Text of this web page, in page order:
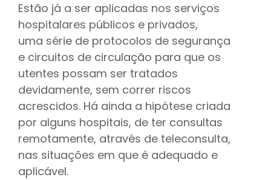
Estão já a ser aplicadas nos serviços
hospitalares públicos e privados,
uma série de protocolos de segurança
e circuitos de circulação para que os
utentes possam ser tratados
devidamente, sem correr riscos
acrescidos. Há ainda a hipótese criada
por alguns hospitais, de ter consultas
remotamente, através de teleconsulta,
nas situações em que é adequado e
aplicável.